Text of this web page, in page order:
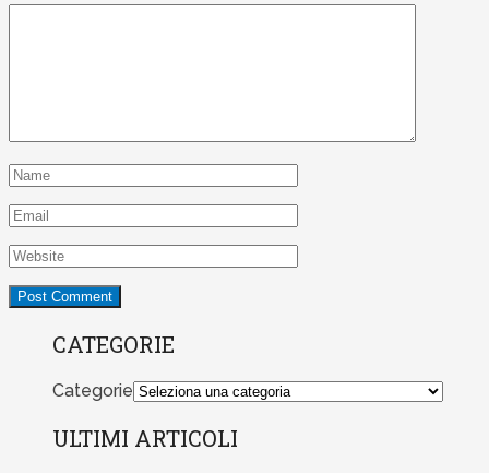
CATEGORIE
Categorie
ULTIMI ARTICOLI